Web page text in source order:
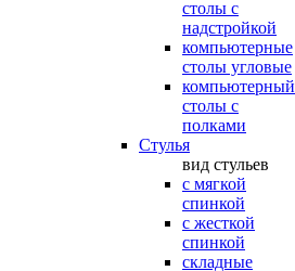
столы с
надстройкой
компьютерные
столы угловые
компьютерный
столы с
полками
Стулья
вид стульев
с мягкой
спинкой
с жесткой
спинкой
складные